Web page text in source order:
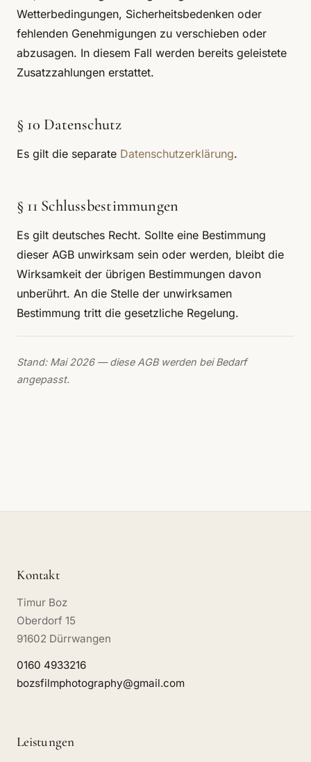
Wetterbedingungen, Sicherheitsbedenken oder
fehlenden Genehmigungen zu verschieben oder
abzusagen. In diesem Fall werden bereits geleistete
Zusatzzahlungen erstattet.
§ 10 Datenschutz
Es gilt die separate Datenschutzerklärung.
§ 11 Schlussbestimmungen
Es gilt deutsches Recht. Sollte eine Bestimmung
dieser AGB unwirksam sein oder werden, bleibt die
Wirksamkeit der übrigen Bestimmungen davon
unberührt. An die Stelle der unwirksamen
Bestimmung tritt die gesetzliche Regelung.
Stand: Mai 2026 — diese AGB werden bei Bedarf
angepasst.
Kontakt
Timur Boz
Oberdorf 15
91602 Dürrwangen
0160 4933216
bozsfilmphotography@gmail.com
Leistungen